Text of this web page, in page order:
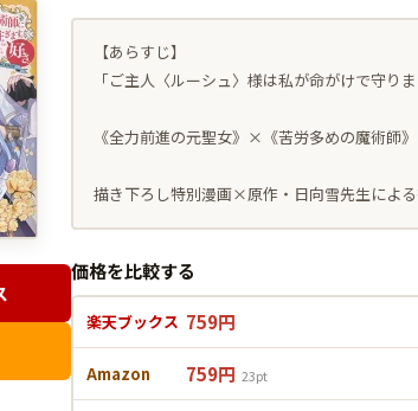
【あらすじ】
「ご主人〈ルーシュ〉様は私が命がけで守りま
《全力前進の元聖女》×《苦労多めの魔術師
描き下ろし特別漫画×原作・日向雪先生による
価格を比較する
楽天ブックス 759円
Amazon 759円 23pt